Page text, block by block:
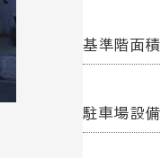
基準階面積
駐車場設備